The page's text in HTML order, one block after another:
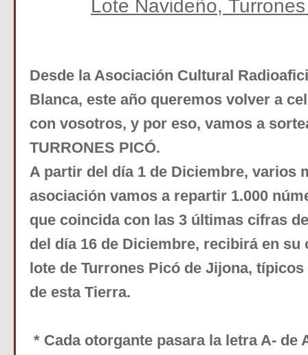
Lote Navideño,
Desde laAsociación Cultural
Blanca, este año queremos volver a
con vosotros, y por eso, vamos a
TURRONES PICÓ.
A partir del día 1 de Diciembre, varios
asociación vamos a repartir 1.000
que coincida con las 3 últimas cifras
del día 16 de Diciembre, recibirá en su
lote de Turrones Picó de Jijona,
de esta Tierra.
* Cada otorgante pasara la letra A- de